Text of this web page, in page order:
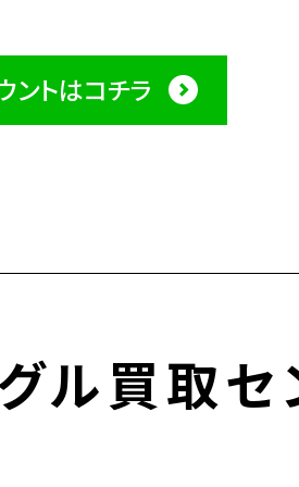
ントはコチラ
ル買取セ